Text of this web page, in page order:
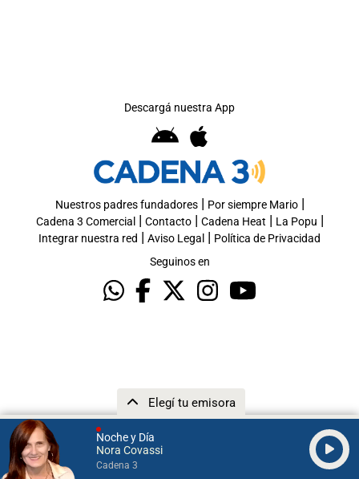
Noche y Día
Nora Covassi
Cadena 3
Elegí tu emisora
Descargá nuestra App
Nuestros padres fundadores| Por siempre Mario|
Cadena 3 Comercial | Contacto| Cadena Heat | La Popu |
Integrar nuestra red | Aviso Legal | Política de Privacidad
Seguinos en